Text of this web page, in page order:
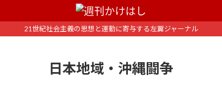
ン
ー
21世紀社会主義の思想と運動に寄与する左翼ジャーナル
日本地域・沖縄闘争